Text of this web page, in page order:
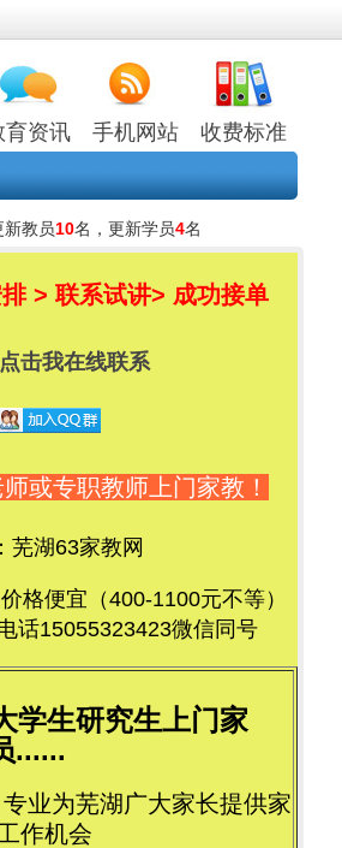
育资讯 手机网站 收费标准
教员10名，更新学员4名
> 联系试讲> 成功接单
或专职教师上门家教！
湖63家教网
格便宜（400-1100元不等）
话15055323423微信同号
学生研究生上门家
......
业为芜湖广大家长提供家
作机会